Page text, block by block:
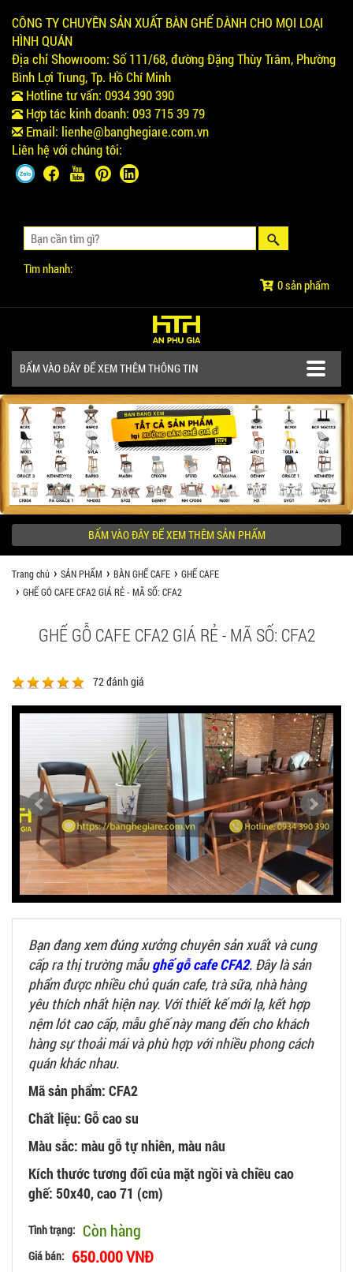
CÔNG TY CHUYÊN SẢN XUẤT BÀN GHẾ DÀNH CHO MỌI LOẠI
HÌNH QUÁN
Địa chỉ Showroom: Số 111/68, đường Đặng Thùy Trâm, Phường
Bình Lợi Trung, Tp. Hồ Chí Minh
Hotline tư vấn: 0934 390 390
Hợp tác kinh doanh: 093 715 39 79
Email: lienhe@banghegiare.com.vn
Liên hệ với chúng tôi:
Tìm nhanh:
0 sản phẩm
BẤM VÀO ĐÂY ĐỂ XEM THÊM THÔNG TIN
SẢN PHẨM
CÔNG TRÌNH
KHÁCH HÀNG NÊN BIẾT
BẤM VÀO ĐÂY ĐỂ XEM THÊM SẢN PHẨM
Trang chủ SẢN PHẨM BÀN GHẾ CAFE
GHẾ CAFE
GHẾ GỖ CAFE CFA2 GIÁ RẺ - MÃ SỐ: CFA2
GHẾ GỖ CAFE CFA2 GIÁ RẺ - MÃ SỐ: CFA2
72đánh giá
Bạn đang xem đúng xưởng chuyên sản xuất và cung
cấp ra thị trường mẫu ghế gỗ cafe CFA2. Đây là sản
phẩm được nhiều chủ quán cafe, trà sữa, nhà hàng
yêu thích nhất hiện nay. Với thiết kế mới lạ, kết hợp
nệm lót cao cấp, mẫu ghế này mang đến cho khách
hàng sự thoải mái và phù hợp với nhiều phong cách
quán khác nhau.
Mã sản phẩm: CFA2
Chất liệu: Gỗ cao su
Màu sắc: màu gỗ tự nhiên, màu nâu
Kích thước tương đối của mặt ngồi và chiều cao
ghế: 50x40, cao 71 (cm)
Tình trạng: Còn hàng
Giá bán: 650.000 VNĐ